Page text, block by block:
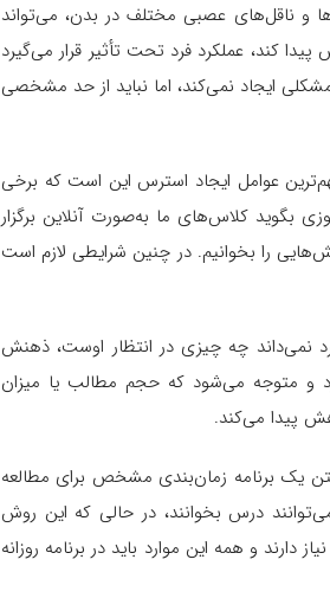
و ناقل‌های عصبی مختلف در بدن، می‌تواند
کند، عملکرد فرد تحت تأثیر قرار می‌گیرد
ایجاد نمی‌کند، اما نباید از حد مشخصی
عوامل ایجاد استرس این است که برخی
بگوید کلاس‌های ما به‌صورت آنلاین برگزار
را بخوانیم. در چنین شرایطی لازم است
نمی‌داند چه چیزی در انتظار اوست، ذهنش
و متوجه می‌شود که حجم مطالب یا میزان
پیدا می‌کند.
یک برنامه زمان‌بندی مشخص برای مطالعه
درس بخوانند، در حالی که این روش
دارند و همه این موارد باید در برنامه روزانه